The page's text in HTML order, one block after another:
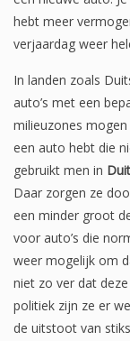
hebt meer
verjaardag weer
In landen zoals
auto’s met een
milieuzones
een auto hebt die
gebruikt men in
Daar zorgen ze
een minder groot
voor auto’s die
weer mogelijk om
niet zo ver dat
politiek zijn ze er
de uitstoot van